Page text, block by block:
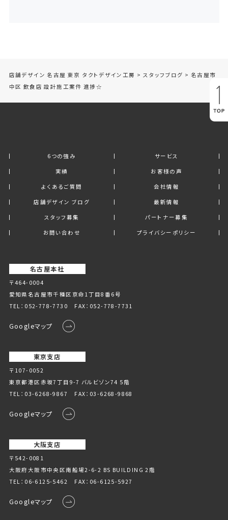
店舗デザイン 名古屋 東京 タクトデザイン工房 > スタッフブログ > 名古屋市
中区 飲食店 設計施工案件 進捗☆
6つの強み
サービス
実績
お客様の声
よくあるご質問
会社情報
店舗デザイン ブログ
最新情報
スタッフ募集
パートナー募集
お問い合わせ
プライバシーポリシー
名古屋本社
〒464-0004
愛知県名古屋市千種区京命1丁⽬8番6号
TEL： 052-778-7730 FAX：052-778-7731
Googleマップ
東京支店
〒107-0052
東京都港区赤坂7丁目9-7 バルビゾン74 5階
TEL： 03-6268-9867 FAX：03-6268-9868
Googleマップ
大阪支店
〒542-0081
大阪府大阪市中央区南船場2-6-2 BS BUILDING 2階
TEL： 06-6125-5462 FAX：06-6125-5927
Googleマップ